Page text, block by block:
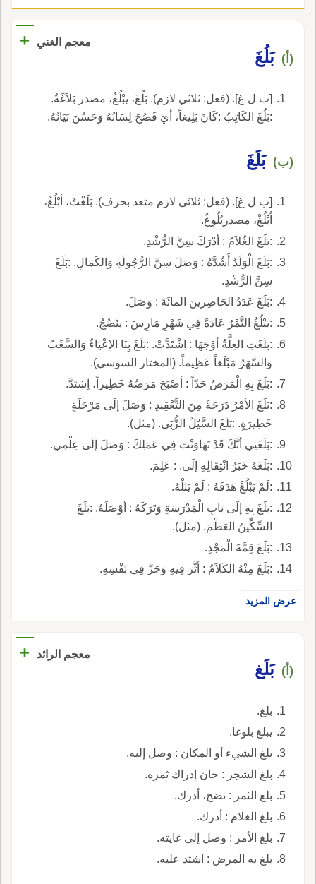
معجم الغني +
(أ) بَلُغَ
[ب ل غ]. (فعل: ثلاثي لازم). بَلُغَ، يبْلُغُ، مصدر بَلاَغَةٌ.
:بَلُغَ الكَاتِبُ :كَانَ بَلِيغاً، أيْ فَصُحَ لِسَانُهُ وَحَسُنَ بَيَانُهُ.
(ب) بَلَغَ
[ب ل غ]. (فعل: ثلاثي لازم متعد بحرف). بَلَغْتُ، أبْلُغُ،
اُبْلُغْ، مصدربُلُوغٌ.
:بَلَغَ الغُلاَمُ : أدْرَكَ سِنَّ الرُّشْدِ.
:بَلَغَ الْوَلَدُ أَشُدَّهُ : وَصَلَ سِنَّ الرُّجُولَةِ وَالكَمَالِ. :بَلَغَ
سِنَّ الرُّشْدِ.
:بَلَغَ عَدَدُ الحَاضِرينَ المائَةَ : وَصَلَ.
:يَبْلُغُ التَّمْرُ عَادَةً فِي شَهْرِ مَارِسَ : ينْضُجُ.
:بَلَغَتِ العِلَّةُ أوْجَهَا : اِشْتَدَّتْ. :بَلَغَ بِنَا الإعْيَاءُ وَالسَّغَبُ
وَالسَّهَرُ مَبْلَغاً عَظِيماً. (المختار السوسي).
:بَلَغَ بِهِ الْمَرَضُ حَدّاً : أصْبَحَ مَرَضُهُ خَطِيراً، اِشتَدَّ.
:بَلَغَ الأمْرُ دَرَجَةً مِنَ التَّعْقِيدِ : وَصَلَ إلَى مَرْحَلَةٍ
خَطِيرَةٍ. :بَلَغَ السَّيْلُ الزُّبَى. (مثل).
:بَلَغَنِي أنَّكَ قَدْ تَهَاوَنْتَ فِي عَمَلِكَ : وَصَلَ إلَى عِلْمِي.
:بَلَغَهُ خَبَرُ انْتِقَالِهِ إلَى. : عَلِمَ.
:لَمْ يَبْلُغْ هَدَفَهُ : لَمْ يَنَلْهُ.
:بَلَغَ بِهِ إلَى بَابِ الْمَدْرَسَةِ وَتَرَكَهُ : أوْصَلَهُ. :بَلَغَ
السِّكِّينُ العَظْمَ. (مثل).
:بَلَغَ قِمَّةَ الْمَجْدِ.
:بَلَغَ مِنْهُ الكَلاَمُ : أثَّرَ فِيهِ وَحَزَّ فِي نَفْسِهِ.
عرض المزيد
معجم الرائد +
(أ) بَلَغ
بلغ.
يبلغ بلوغا.
بلغ الشيء أو المكان : وصل إليه.
بلغ الشجر : حان إدراك ثمره.
بلغ الثمر : نضج، أدرك.
بلغ الغلام : أدرك.
بلغ الأمر : وصل إلى غايته.
بلغ به المرض : اشتد عليه.